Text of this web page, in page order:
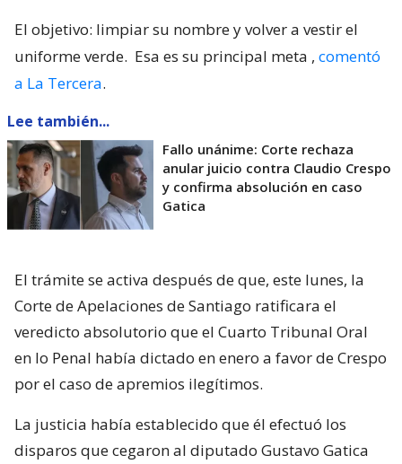
El objetivo: limpiar su nombre y volver a vestir el
uniforme verde. Esa es su principal meta , comentó
a La Tercera.
Lee también...
Fallo unánime: Corte rechaza
anular juicio contra Claudio Crespo
y confirma absolución en caso
Gatica
El trámite se activa después de que, este lunes, la
Corte de Apelaciones de Santiago ratificara el
veredicto absolutorio que el Cuarto Tribunal Oral
en lo Penal había dictado en enero a favor de Crespo
por el caso de apremios ilegítimos.
La justicia había establecido que él efectuó los
disparos que cegaron al diputado Gustavo Gatica